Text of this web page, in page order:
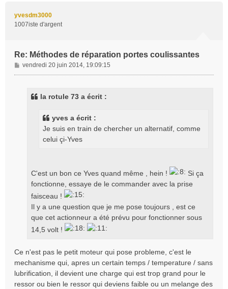
yvesdm3000
1007iste d'argent
Re: Méthodes de réparation portes coulissantes
M
e
vendredi 20 juin 2014, 19:09:15
la rotule 73 a écrit :
yves a écrit :
Je suis en train de chercher un alternatif, comme
celui çi-Yves
C'est un bon ce Yves quand même , hein !
Si ça
fonctionne, essaye de le commander avec la prise
faisceau !
Il y a une question que je me pose toujours , est ce
que cet actionneur a été prévu pour fonctionner sous
14,5 volt !
Ce n'est pas le petit moteur qui pose probleme, c'est le
mechanisme qui, apres un certain temps / temperature / sans
lubrification, il devient une charge qui est trop grand pour le
ressor ou bien le ressor qui deviens faible ou un melange des